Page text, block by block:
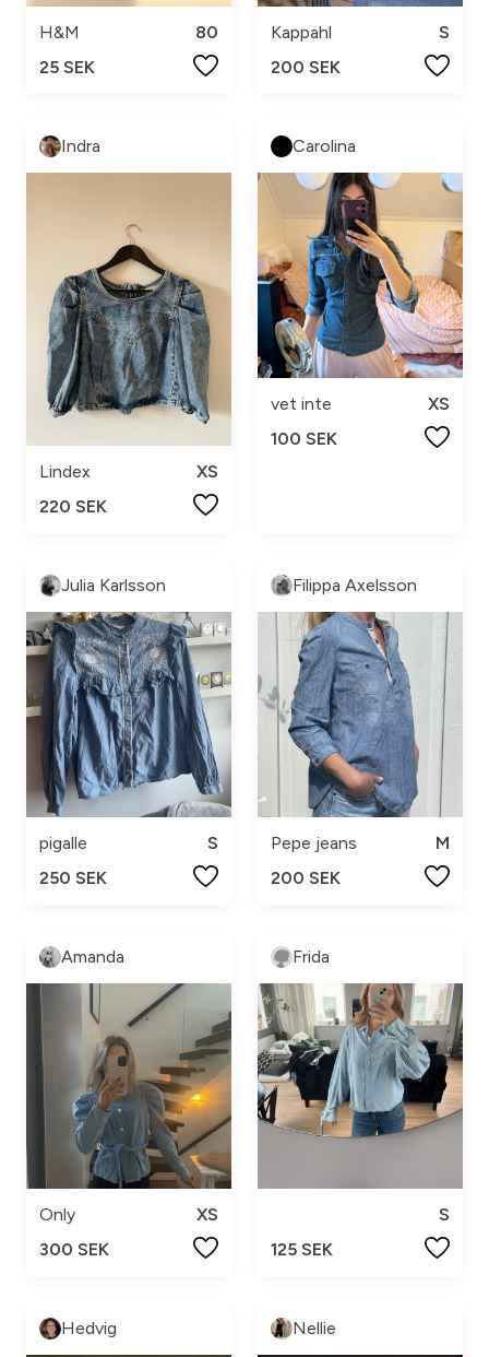
H&M
80
25 SEK
Kappahl
S
200 SEK
Indra
Lindex
XS
220 SEK
Carolina
vet inte
XS
100 SEK
Julia Karlsson
pigalle
S
250 SEK
Filippa Axelsson
Pepe jeans
M
200 SEK
Amanda
Only
XS
300 SEK
Frida
S
125 SEK
Hedvig Nellie